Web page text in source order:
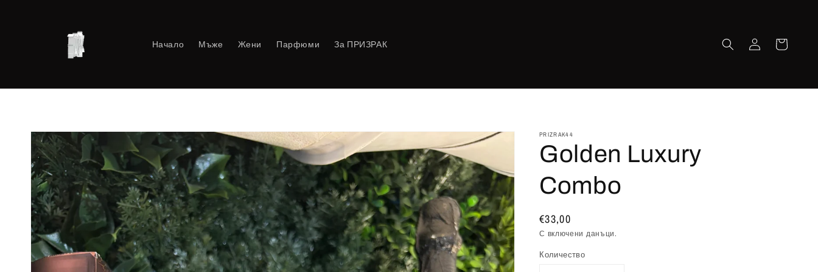
Начало Мъже Жени Парфюми За ПРИЗРАК Влизане Количка
Прескочи към
информацията
за продукта
PRIZRAK44
Golden Luxury
Combo
Обичайна
цена
€33,00
С включени данъци.
Количество